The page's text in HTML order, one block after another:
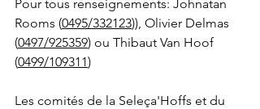
Pour tous renseignements: Johnatan
Rooms (0495/332123)), Olivier Delmas
(0497/925359) ou Thibaut Van Hoof
(0499/109311)
Les comités de la Seleça'Hoffs et du